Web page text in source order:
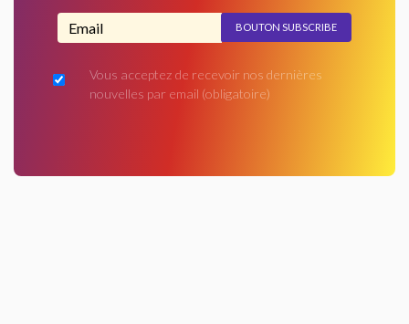
Adresse email...
Vous acceptez de recevoir nos dernières
nouvelles par email (obligatoire)